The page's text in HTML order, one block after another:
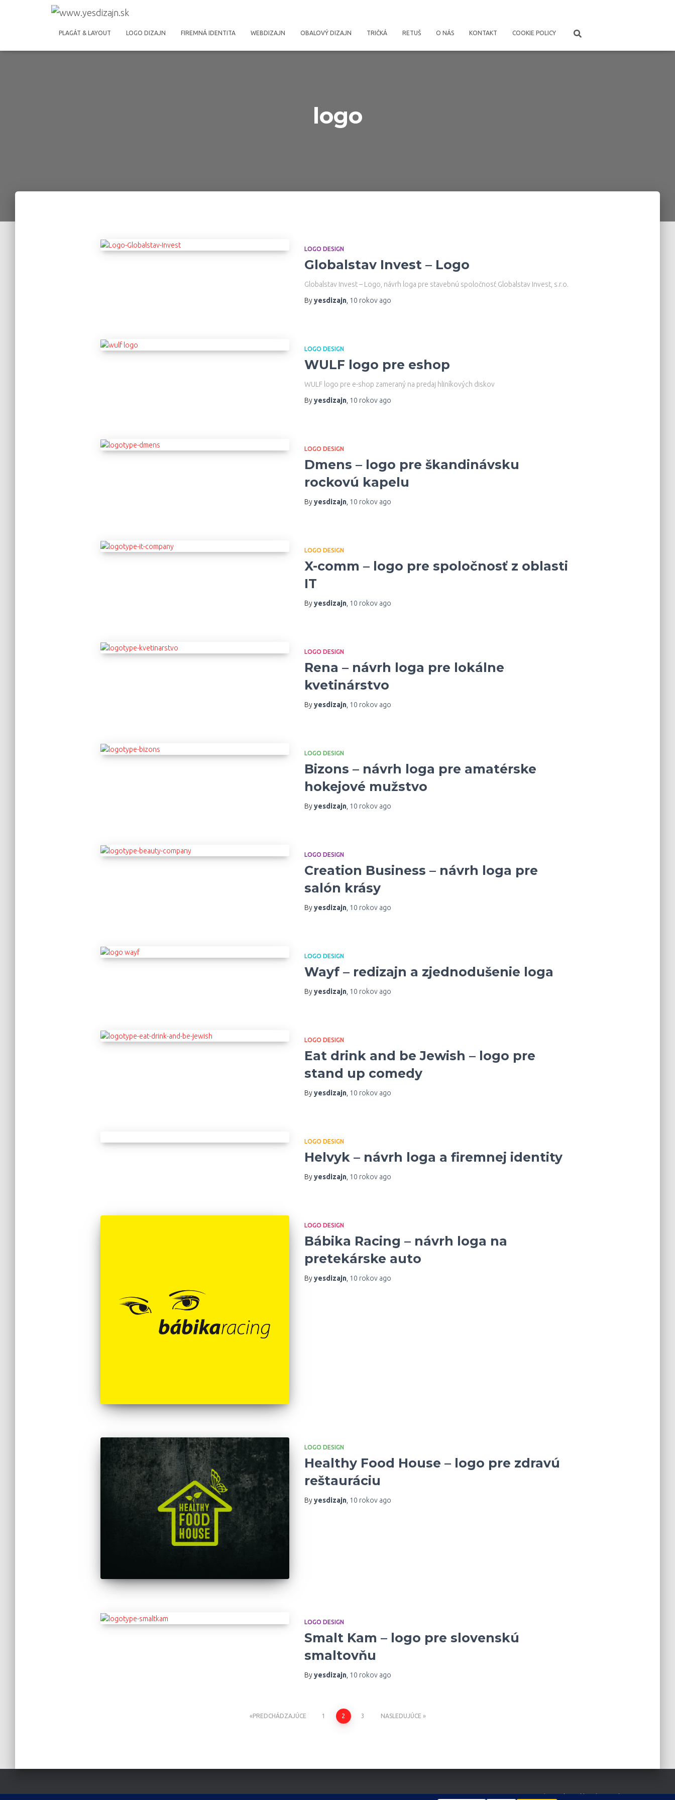
PLAGÁT & LAYOUT LOGO DIZAJN FIREMNÁ IDENTITA WEBDIZAJN OBALOVÝ DIZAJN TRIČKÁ RETUŠ O NÁS KONTAKT COOKIE POLICY
logo
LOGO DESIGN
Globalstav Invest – Logo
Globalstav Invest – Logo, návrh loga pre stavebnú spoločnosť Globalstav Invest, s.r.o.
Byyesdizajn, 10 rokovago
LOGO DESIGN
WULF logo pre eshop
WULF logo pre e-shop zameraný na predaj hliníkových diskov
Byyesdizajn, 10 rokovago
LOGO DESIGN
Dmens – logo pre škandinávsku
rockovú kapelu
Byyesdizajn, 10 rokovago
LOGO DESIGN
X-comm – logo pre spoločnosť z oblasti
IT
Byyesdizajn, 10 rokovago
LOGO DESIGN
Rena – návrh loga pre lokálne
kvetinárstvo
Byyesdizajn, 10 rokovago
LOGO DESIGN
Bizons – návrh loga pre amatérske
hokejové mužstvo
Byyesdizajn, 10 rokovago
LOGO DESIGN
Creation Business – návrh loga pre
salón krásy
Byyesdizajn, 10 rokovago
LOGO DESIGN
Wayf – redizajn a zjednodušenie loga
Byyesdizajn, 10 rokovago
LOGO DESIGN
Eat drink and be Jewish – logo pre
stand up comedy
Byyesdizajn, 10 rokovago
LOGO DESIGN
Helvyk – návrh loga a firemnej identity
Byyesdizajn, 10 rokovago
LOGO DESIGN
Bábika Racing – návrh loga na
pretekárske auto
Byyesdizajn, 10 rokovago
LOGO DESIGN
Healthy Food House – logo pre zdravú
reštauráciu
Byyesdizajn, 10 rokovago
LOGO DESIGN
Smalt Kam – logo pre slovenskú
smaltovňu
Byyesdizajn, 10 rokovago
PREDCHÁDZAJÚCE 1 2 3 NASLEDUJÚCE
Hestia | Developed by